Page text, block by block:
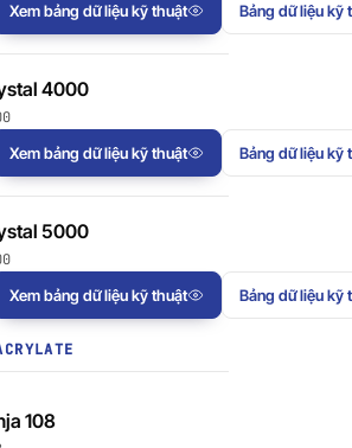
Xem bảng dữ liệu kỹ thuật
Bảng dữ liệu kỹ
4000
Xem bảng dữ liệu kỹ thuật
Bảng dữ liệu kỹ
5000
Xem bảng dữ liệu kỹ thuật
Bảng dữ liệu kỹ
108